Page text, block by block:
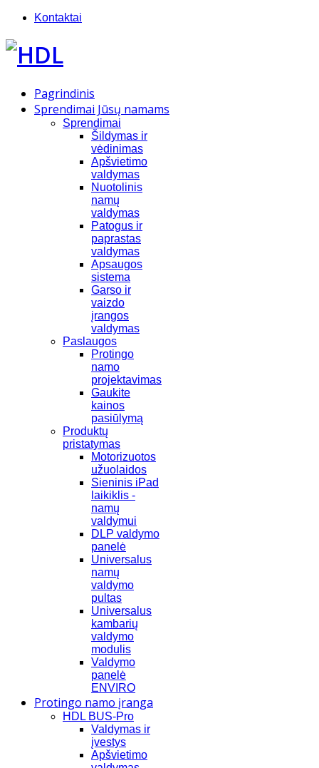
Kontaktai
Pagrindinis
Sprendimai Jūsų namams
Sprendimai
Šildymas ir
vėdinimas
Apšvietimo
valdymas
Nuotolinis
namų
valdymas
Patogus ir
paprastas
valdymas
Apsaugos
sistema
Garso ir
vaizdo
įrangos
valdymas
Paslaugos
Protingo
namo
projektavimas
Gaukite
kainos
pasiūlymą
Produktų
pristatymas
Motorizuotos
užuolaidos
Sieninis iPad
laikiklis -
namų
valdymui
DLP valdymo
panelė
Universalus
namų
valdymo
pultas
Universalus
kambarių
valdymo
modulis
Valdymo
panelė
ENVIRO
Protingo namo įranga
HDL BUS-Pro
Valdymas ir
įvestys
Apšvietimo